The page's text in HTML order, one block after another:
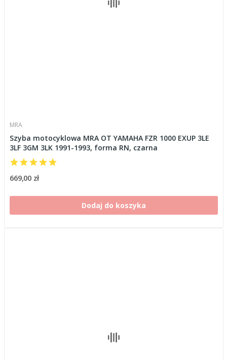
MRA
Szyba motocyklowa MRA OT YAMAHA FZR 1000 EXUP 3LE
3LF 3GM 3LK 1991-1993, forma RN, czarna
669,00 zł
Dodaj do koszyka